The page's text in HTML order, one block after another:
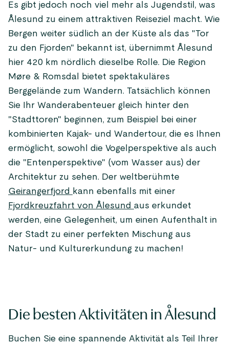
Es gibt jedoch noch viel mehr als Jugendstil, was
Ålesund zu einem attraktiven Reiseziel macht. Wie
Bergen weiter südlich an der Küste als das "Tor
zu den Fjorden" bekannt ist, übernimmt Ålesund
hier 420 km nördlich dieselbe Rolle. Die Region
Møre & Romsdal bietet spektakuläres
Berggelände zum Wandern. Tatsächlich können
Sie Ihr Wanderabenteuer gleich hinter den
"Stadttoren" beginnen, zum Beispiel bei einer
kombinierten Kajak- und Wandertour, die es Ihnen
ermöglicht, sowohl die Vogelperspektive als auch
die "Entenperspektive" (vom Wasser aus) der
Architektur zu sehen. Der weltberühmte
Geirangerfjord
kann ebenfalls mit einer
Fjordkreuzfahrt von Ålesund aus erkundet
werden, eine Gelegenheit, um einen Aufenthalt in
der Stadt zu einer perfekten Mischung aus
Natur- und Kulturerkundung zu machen!
Die besten Aktivitäten in Ålesund
Buchen Sie eine spannende Aktivität als Teil Ihrer